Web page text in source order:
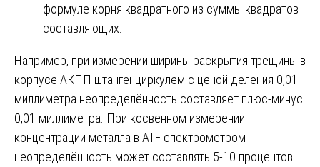
формуле корня квадратного из суммы квадратов
составляющих.
Например, при измерении ширины раскрытия трещины в
корпусе АКПП штангенциркулем с ценой деления 0,01
миллиметра неопределённость составляет плюс-минус
0,01 миллиметра. При косвенном измерении
концентрации металла в ATF спектрометром
неопределённость может составлять 5-10 процентов